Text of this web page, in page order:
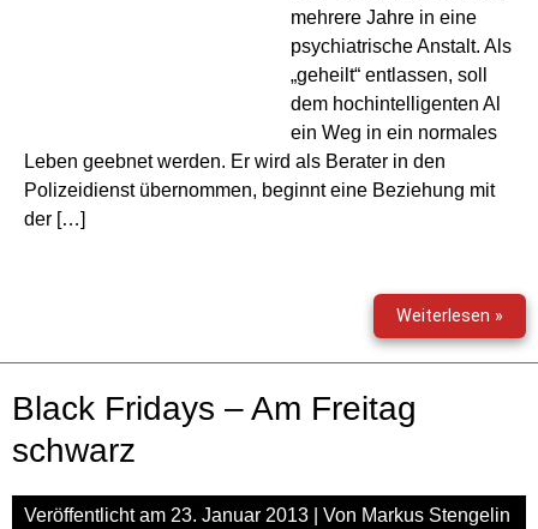
mehrere Jahre in eine
psychiatrische Anstalt. Als
„geheilt“ entlassen, soll
dem hochintelligenten Al
ein Weg in ein normales
Leben geebnet werden. Er wird als Berater in den
Polizeidienst übernommen, beginnt eine Beziehung mit
der […]
Weiterlesen »In
der
Black Fridays – Am Freitag
schwarz
Veröffentlicht am 23. Januar 2013 | Von Markus Stengelin